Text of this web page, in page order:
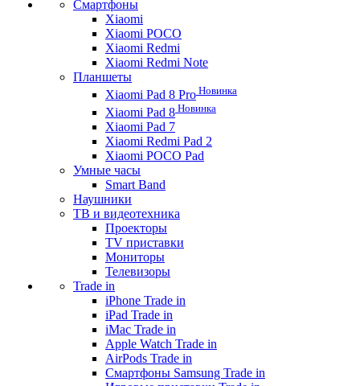
Смартфоны
Xiaomi
Xiaomi POCO
Xiaomi Redmi
Xiaomi Redmi Note
Планшеты
Xiaomi Pad 8 Pro Новинка
Xiaomi Pad 8 Новинка
Xiaomi Pad 7
Xiaomi Redmi Pad 2
Xiaomi POCO Pad
Умные часы
Smart Band
Наушники
ТВ и видеотехника
Проекторы
TV приставки
Мониторы
Телевизоры
Trade in
iPhone Trade in
iPad Trade in
iMac Trade in
Apple Watch Trade in
AirPods Trade in
Смартфоны Samsung Trade in